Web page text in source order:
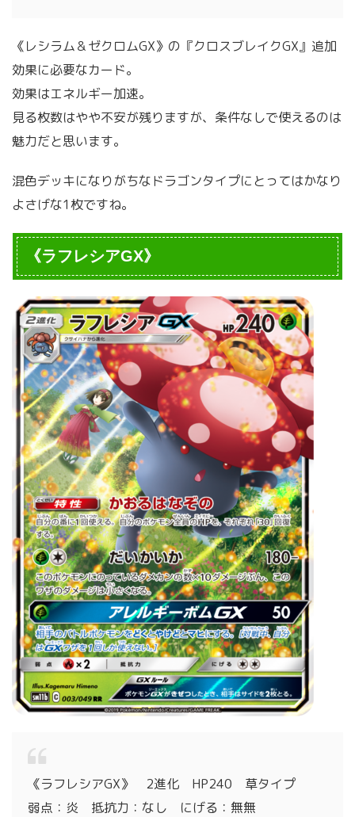
《レシラム＆ゼクロムGX》の『クロスブレイクGX』追加
効果に必要なカード。
効果はエネルギー加速。
見る枚数はやや不安が残りますが、条件なしで使えるのは
魅力だと思います。
混色デッキになりがちなドラゴンタイプにとってはかなり
よさげな1枚ですね。
《ラフレシアGX》
《ラフレシアGX》 2進化 HP240 草タイプ
弱点：炎 抵抗力：なし にげる：無無